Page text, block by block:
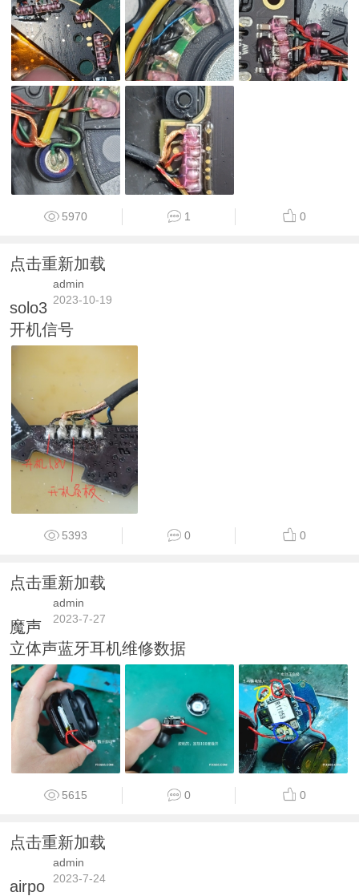
5970 1 0
点击重新加载
admin
2023-10-19
solo3
开机信号
5393 0 0
点击重新加载
admin
2023-7-27
魔声
立体声蓝牙耳机维修数据
5615 0 0
点击重新加载
admin
2023-7-24
airpo